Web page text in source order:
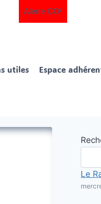
Alerte CO²
utiles Espace
Le